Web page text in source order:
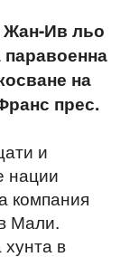
Ив льо
на
прес.
и
нации
компания
Мали.
в